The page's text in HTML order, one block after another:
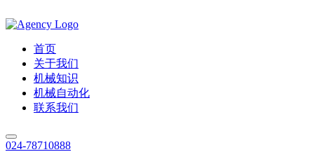
首页
关于我们
机械知识
机械自动化
联系我们
024-78710888